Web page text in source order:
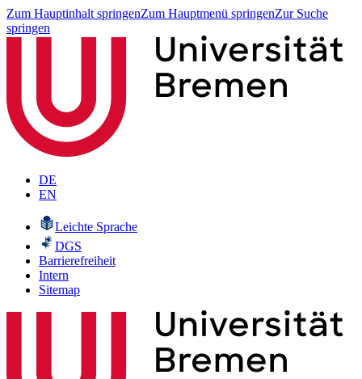
Zum Hauptinhalt springenZum Hauptmenü springenZur Suche
springen
DE
EN
Leichte Sprache
DGS
Barrierefreiheit
Intern
Sitemap